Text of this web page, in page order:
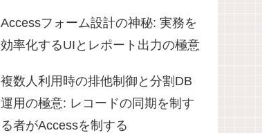
Accessフォーム設計の神秘: 実務を
効率化するUIとレポート出力の極意
複数人利用時の排他制御と分割DB
運用の極意: レコードの同期を制す
る者がAccessを制する